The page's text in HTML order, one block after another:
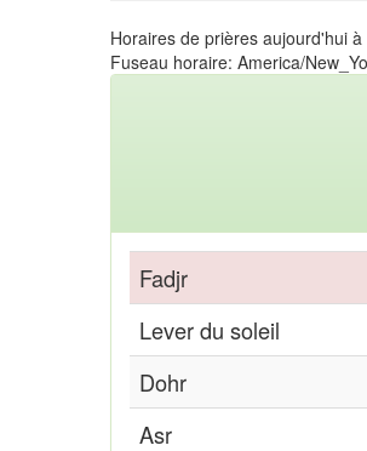
Horaires de prières aujourd'hui
Fuseau horaire: America/
Fadjr
Lever du soleil
Dohr
Asr